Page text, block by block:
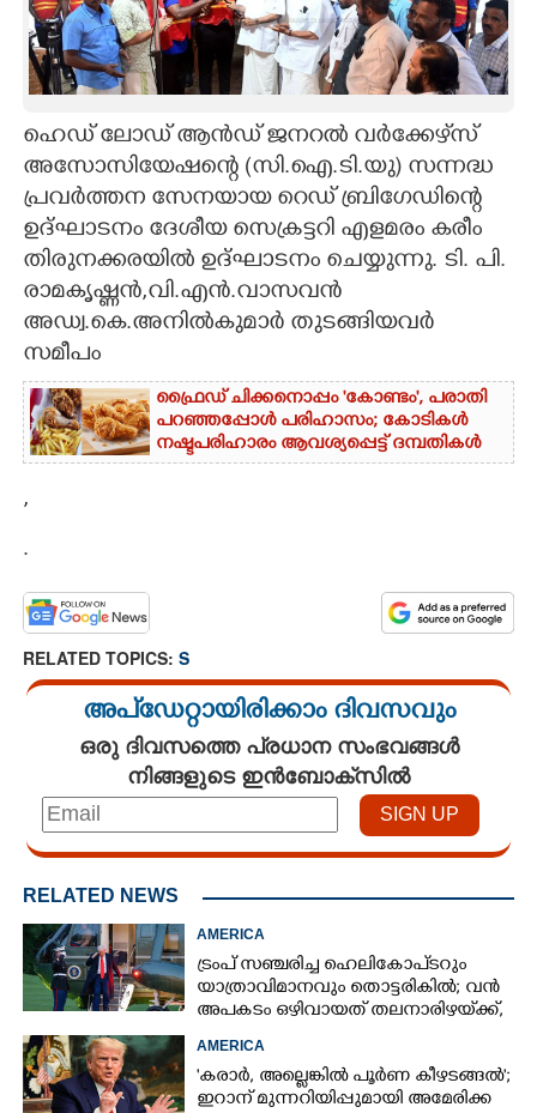
SPIRITUAL
INFO+
ART
ASTRO
CARTOONS
ZOOM
ഹെഡ് ലോഡ് ആൻഡ് ജനറൽ വർക്കേഴ്‌സ്
അസോസിയേഷന്റെ (സി.ഐ.ടി.യു) സന്നദ്ധ
പ്രവർത്തന സേനയായ റെഡ് ബ്രിഗേഡിന്റെ
ഉദ്ഘാടനം ദേശീയ സെക്രട്ടറി എളമരം കരീം
തിരുനക്കരയിൽ ഉദ്ഘാടനം ചെയ്യുന്നു. ടി. പി.
രാമകൃഷ്ണൻ,വി.എൻ.വാസവൻ
അഡ്വ.കെ.അനിൽകുമാർ തുടങ്ങിയവർ
സമീപം
ഫ്രൈഡ് ചിക്കനൊപ്പം 'കോണ്ടം',​ പരാതി
പറഞ്ഞപ്പോൾ പരിഹാസം; കോടികൾ
നഷ്ടപരിഹാരം ആവശ്യപ്പെട്ട് ദമ്പതികൾ
,
.
RELATED TOPICS: S
അപ്ഡേറ്റായിരിക്കാം ദിവസവും
ഒരു ദിവസത്തെ പ്രധാന സംഭവങ്ങൾ
നിങ്ങളുടെ ഇൻബോക്സിൽ
RELATED NEWS
AMERICA
ട്രംപ് സഞ്ചരിച്ച ഹെലികോപ്‌ടറും
യാത്രാവിമാനവും തൊട്ടരികിൽ; വൻ
അപകടം ഒഴിവായത് തലനാരിഴയ്‌ക്ക്,
AMERICA
'കരാർ, അല്ലെങ്കിൽ പൂർണ കീഴടങ്ങൽ';
ഇറാന് മുന്നറിയിപ്പുമായി അമേരിക്ക